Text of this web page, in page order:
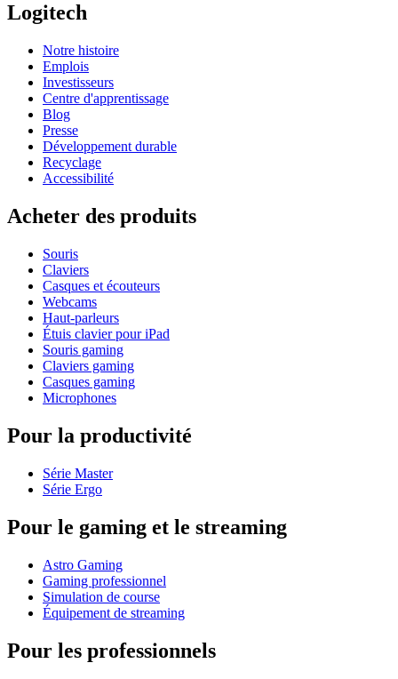
Logitech
Notre histoire
Emplois
Investisseurs
Centre d'apprentissage
Blog
Presse
Développement durable
Recyclage
Accessibilité
Acheter des produits
Souris
Claviers
Casques et écouteurs
Webcams
Haut-parleurs
Étuis clavier pour iPad
Souris gaming
Claviers gaming
Casques gaming
Microphones
Pour la productivité
Série Master
Série Ergo
Pour le gaming et le streaming
Astro Gaming
Gaming professionnel
Simulation de course
Équipement de streaming
Pour les professionnels